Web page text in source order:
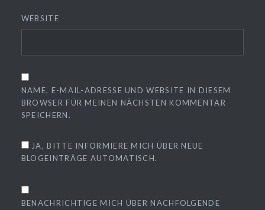
WEBSITE
NAME, E-MAIL-ADRESSE UND WEBSITE IN DIESEM
BROWSER FÜR MEINEN NÄCHSTEN KOMMENTAR
SPEICHERN.
JA, BITTE INFORMIERE MICH ÜBER NEUE
BLOGEINTRÄGE AUTOMATISCH.
BENACHRICHTIGE MICH ÜBER NACHFOLGENDE